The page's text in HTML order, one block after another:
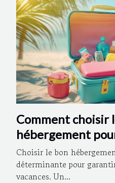
Comment choisir
hébergement
réussies ?
Choisir le bon
déterminante pour
vacances. Un...